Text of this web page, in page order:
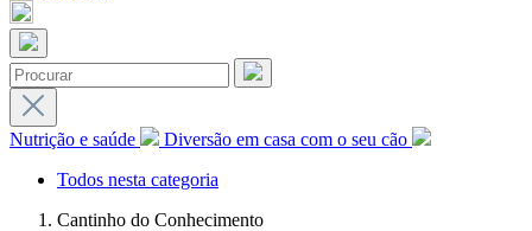
Nutrição e saúde
Diversão em casa com o seu cão
Todos nesta categoria
Cantinho do Conhecimento